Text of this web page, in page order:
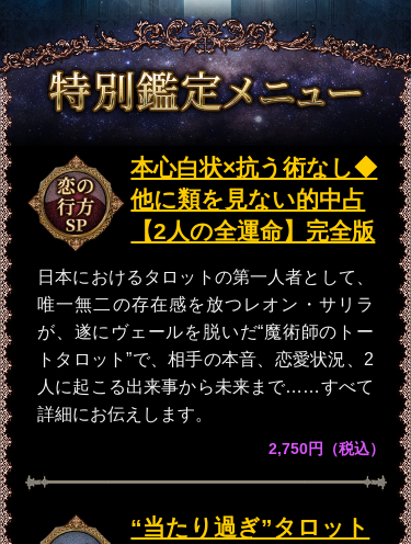
本心白状×抗う術なし◆
他に類を見ない的中占
【2人の全運命】完全版
日本におけるタロットの第一人者として、
唯一無二の存在感を放つレオン・サリラ
が、遂にヴェールを脱いだ“魔術師のトー
トタロット”で、相手の本音、恋愛状況、2
人に起こる出来事から未来まで……すべて
詳細にお伝えします。
2,750円（税込）
“当たり過ぎ”タロット